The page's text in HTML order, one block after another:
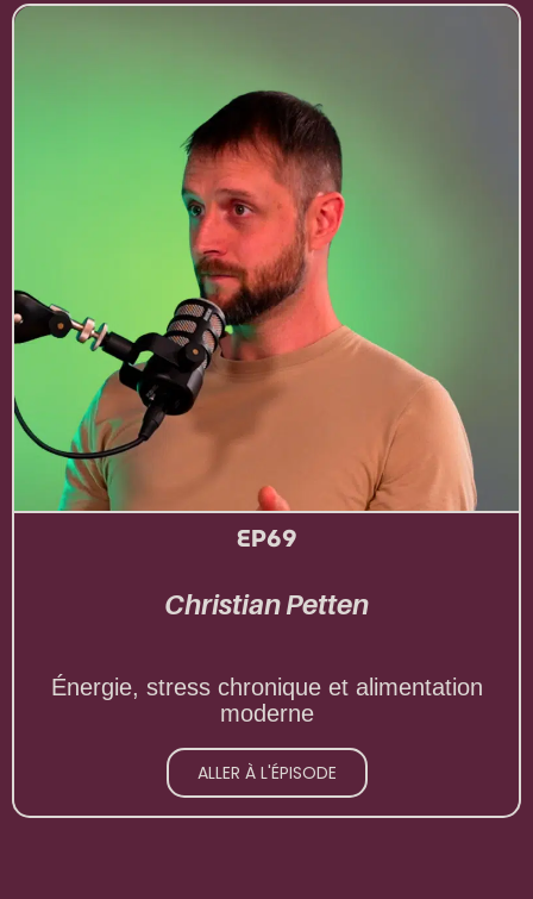
EP69
Christian Petten
Énergie, stress chronique et alimentation
moderne
ALLER À L'ÉPISODE